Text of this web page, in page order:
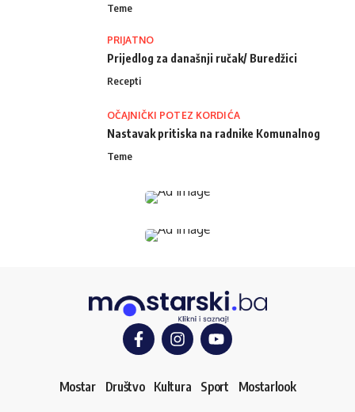
Teme
PRIJATNO
Prijedlog za današnji ručak/ Buredžici
Recepti
OČAJNIČKI POTEZ KORDIĆA
Nastavak pritiska na radnike Komunalnog
Teme
Mostar Društvo Kultura Sport Mostarlook